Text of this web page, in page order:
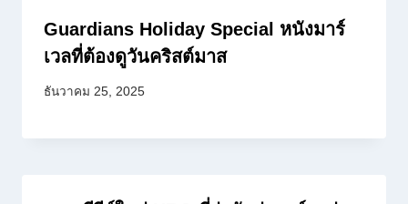
Guardians Holiday Special หนังมาร์
เวลที่ต้องดูวันคริสต์มาส
ธันวาคม 25, 2025